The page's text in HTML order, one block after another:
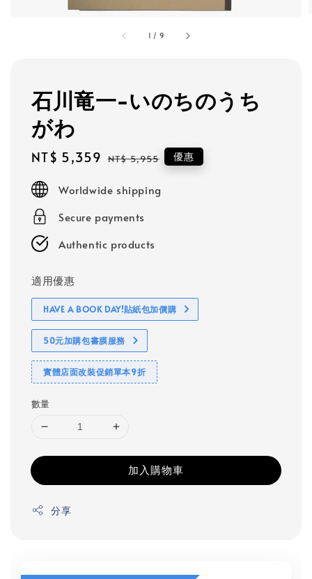
1 / 9
石川竜一-いのちのうち
がわ
Sale
NT$ 5,359 Regular
NT$ 5,955 優惠
Worldwide shipping
Secure payments
Authentic products
適用優惠
HAVE A BOOK DAY!貼紙包加價購
50元加購包書膜服務
實體店面改裝促銷單本9折
數量
加入購物車
分享